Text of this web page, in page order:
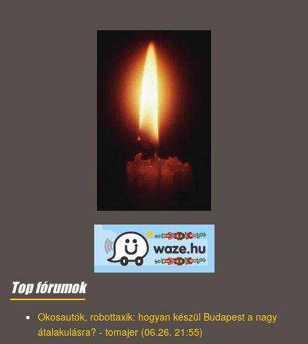
Top fórumok
Okosautók, robottaxik: hogyan készül Budapest a nagy
átalakulásra? - tomajer (06.26. 21:55)